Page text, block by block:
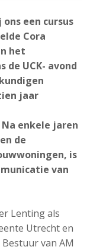
een cursus
Cora
het
de UCK- avond
jaar
enkele jaren
de
is
van
Lenting als
Utrecht en
van AM